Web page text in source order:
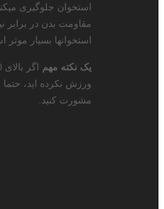
استخوان جلوگیری
مقاومت بدن در برابر
استخوانها بسیار
یک نکته مهم
ورزش نکرده اید،
مشورت کنید.